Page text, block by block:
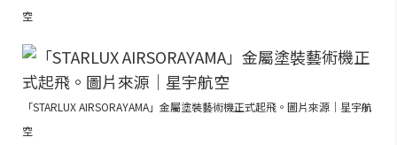
空
「STARLUX AIRSORAYAMA」金屬塗裝藝術機正式起飛。圖片來源｜星宇航
空